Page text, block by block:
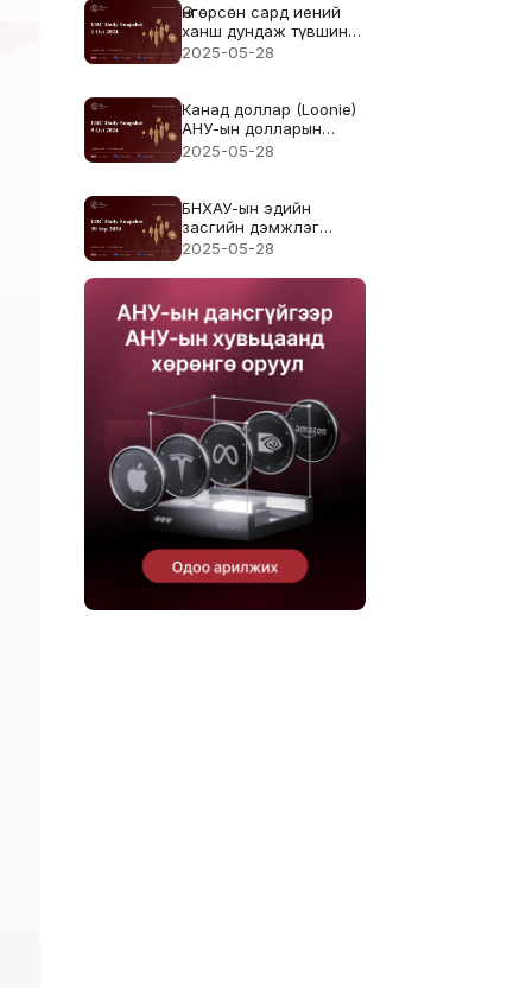
Өнгөрсөн сард иений
ханш дундаж түвшинд
тогтворжив
2025-05-28
Канад доллар (Loonie)
АНУ-ын долларын
эсрэг 7 долоо
2025-05-28
БНХАУ-ын эдийн
засгийн дэмжлэг
түүхий эдийн валютыг
2025-05-28